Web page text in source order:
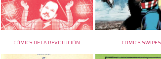
CÓMICS DE LA REVOLUCIÓN COMICS SWIPES